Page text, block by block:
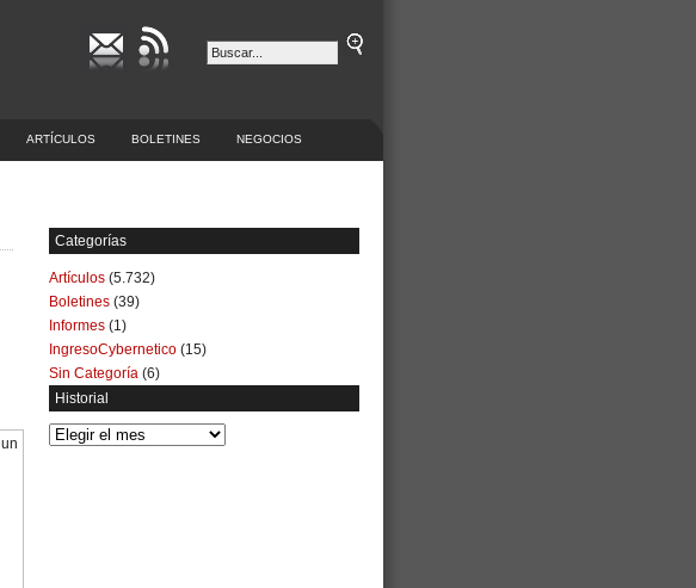
ARTÍCULOS BOLETINES NEGOCIOS
Categorías
Artículos (5.732)
Boletines (39)
Informes (1)
IngresoCybernetico (15)
Sin Categoría (6)
Historial
Historial